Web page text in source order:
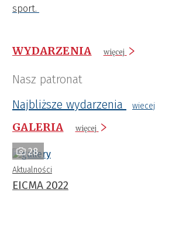
sport.
WYDARZENIA więcej
Nasz patronat
Najbliższe wydarzenia
wiecej
GALERIA więcej
28
Aktualności
EICMA 2022